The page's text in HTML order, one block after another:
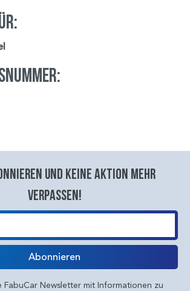
und keine aktion mehr
verpassen!
Abonnieren
FabuCar Newsletter mit Informationen zu